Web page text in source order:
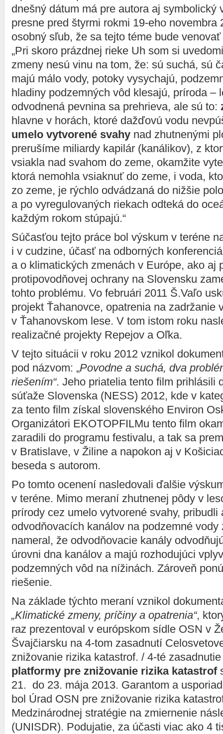
dnešný dátum má pre autora aj symbolický
presne pred štyrmi rokmi 19-eho novembra
osobný sľub, že sa tejto téme bude
„Pri skoro prázdnej rieke Uh som si
zmeny nesú vinu na tom, že: sú suchá, sú
majú málo vody, potoky vysychajú,
hladiny podzemných vôd klesajú, príroda –
odvodnená pevnina sa prehrieva, ale sú to:
hlavne v horách, ktoré dažďovú vodu
umelo vytvorené svahy nad zhutnenými
prerušíme miliardy kapilár (kanálikov), z
vsiakla nad svahom do zeme, okamžite
ktorá nemohla vsiaknuť do zeme, i voda,
zo zeme, je rýchlo odvádzaná do nižšie
a po vyregulovaných riekach odteká do
každým rokom stúpajú.“
Súčasťou tejto práce bol výskum v teréne
i v cudzine, účasť na odborných
a o klimatických zmenách v Európe, ako aj
protipovodňovej ochrany na Slovensku
tohto problému. Vo februári 2011 Š.Vaľo
projekt Ťahanovce, opatrenia na zadržanie
v Ťahanovskom lese. V tom istom roku
realizačné projekty Repejov a Oľka.
V tejto situácii v roku 2012 vznikol
pod názvom: „Povodne a suchá, dva
riešením“. Jeho priatelia tento film prihlásili
súťaže Slovenska (NESS) 2012, kde v
za tento film získal slovenského Environ
Organizátori EKOTOPFILMu tento film
zaradili do programu festivalu, a tak sa
v Bratislave, v Žiline a napokon aj v
beseda s autorom.
Po tomto ocenení nasledovali ďalšie
v teréne. Mimo meraní zhutnenej pôdy v
prírody cez umelo vytvorené svahy, pribudli
odvodňovacích kanálov na podzemné vody
nameral, že odvodňovacie kanály
úrovni dna kanálov a majú rozhodujúci
podzemných vôd na nížinách. Zároveň
riešenie.
Na základe týchto meraní vznikol
„Klimatické zmeny, príčiny a opatrenia“,
raz prezentoval v európskom sídle OSN v
Švajčiarsku na 4-tom zasadnutí
znižovanie rizika katastrof. / 4-té
platformy pre znižovanie rizika katastrof
21. do 23. mája 2013. Garantom a
bol Úrad OSN pre znižovanie rizika
Medzinárodnej stratégie na zmiernenie
(UNISDR). Podujatie, za účasti viac ako 4